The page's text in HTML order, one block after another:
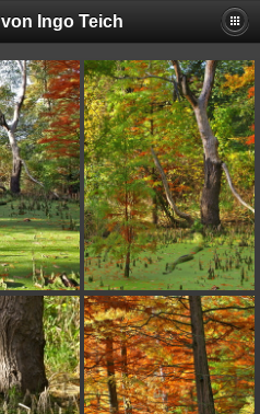
Ingo Teich